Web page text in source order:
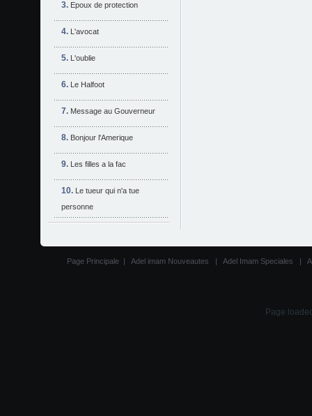
Epoux de protection
L'avocat
L'oublie
Le Halfoot
Message au Gouverneur
Bonjour l'Amerique
Les filles a la fac
Le tueur qui n'a tue
personne
Page Principale | Adel imam Nouveautes | Adel Imam Speciales |
Page